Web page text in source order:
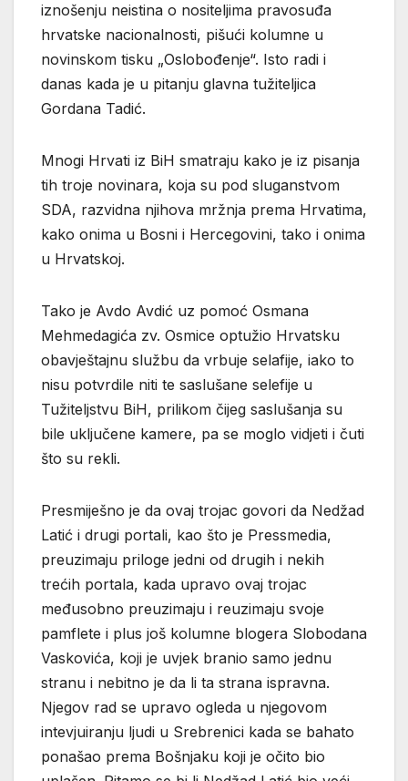
iznošenju neistina o nositeljima pravosuđa
hrvatske nacionalnosti, pišući kolumne u
novinskom tisku „Oslobođenje“. Isto radi i
danas kada je u pitanju glavna tužiteljica
Gordana Tadić.
Mnogi Hrvati iz BiH smatraju kako je iz pisanja
tih troje novinara, koja su pod sluganstvom
SDA, razvidna njihova mržnja prema Hrvatima,
kako onima u Bosni i Hercegovini, tako i onima
u Hrvatskoj.
Tako je Avdo Avdić uz pomoć Osmana
Mehmedagića zv. Osmice optužio Hrvatsku
obavještajnu službu da vrbuje selafije, iako to
nisu potvrdile niti te saslušane selefije u
Tužiteljstvu BiH, prilikom čijeg saslušanja su
bile uključene kamere, pa se moglo vidjeti i čuti
što su rekli.
Presmiješno je da ovaj trojac govori da Nedžad
Latić i drugi portali, kao što je Pressmedia,
preuzimaju priloge jedni od drugih i nekih
trećih portala, kada upravo ovaj trojac
međusobno preuzimaju i reuzimaju svoje
pamflete i plus još kolumne blogera Slobodana
Vaskovića, koji je uvjek branio samo jednu
stranu i nebitno je da li ta strana ispravna.
Njegov rad se upravo ogleda u njegovom
intevjuiranju ljudi u Srebrenici kada se bahato
ponašao prema Bošnjaku koji je očito bio